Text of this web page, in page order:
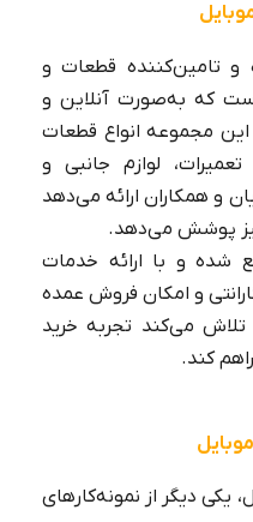
و تامین‌کننده قطعات و
است که به‌صورت آنلاین و
مجموعه انواع قطعات
لوازم جانبی و
و همکاران ارائه می‌دهد
نیز پوشش می‌دهد.
شده و با ارائه خدمات
و امکان فروش عمده
تلاش می‌کند تجربه خرید
کند.
یکی دیگر از نمونه‌کارهای